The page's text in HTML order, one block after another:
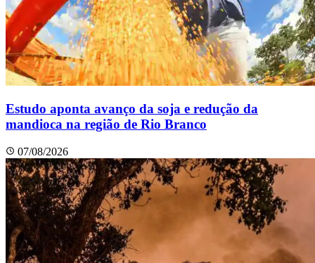
Estudo aponta avanço da soja e redução da
mandioca na região de Rio Branco
07/08/2026